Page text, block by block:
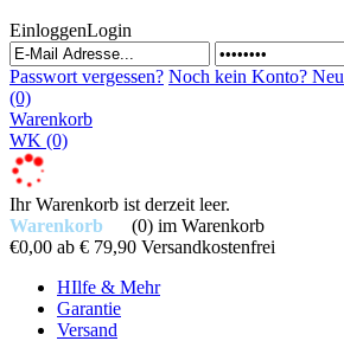
EinloggenLogin
Passwort vergessen? Noch kein Konto?
(0)
Warenkorb
WK (0)
Ihr Warenkorb ist derzeit leer.
Warenkorb
(0) im Warenkorb
€0,00 ab € 79,90 Versandkostenfrei
HIlfe & Mehr
Garantie
Versand